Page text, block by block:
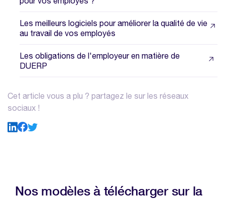
Les meilleurs logiciels pour améliorer la qualité de vie
au travail de vos employés
Les obligations de l'employeur en matière de
DUERP
Cet article vous a plu ? partagez le sur les réseaux
sociaux !
Nos modèles à télécharger sur la